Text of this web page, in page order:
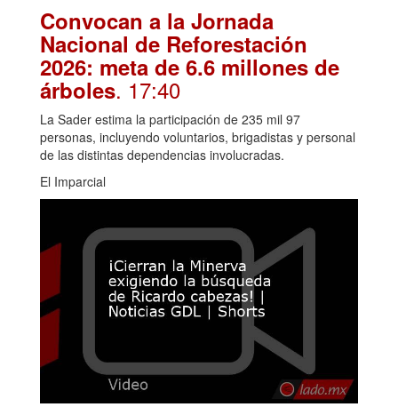
Convocan a la Jornada
Nacional de Reforestación
2026: meta de 6.6 millones de
árboles. 17:40
La Sader estima la participación de 235 mil 97
personas, incluyendo voluntarios, brigadistas y personal
de las distintas dependencias involucradas.
El Imparcial